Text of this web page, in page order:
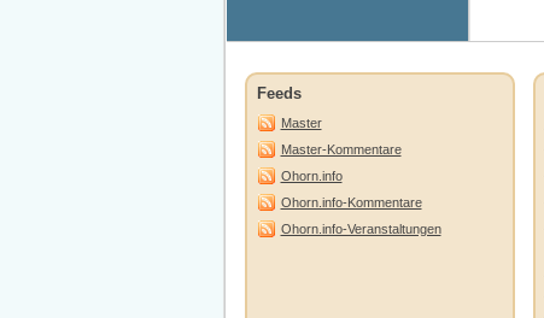
Feeds
Master
Master-Kommentare
Ohorn.info
Ohorn.info-Kommentare
Ohorn.info-Veranstaltungen